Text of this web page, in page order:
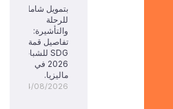
بتمويل شامل
للرحلة
والتأشيرة:
تفاصيل قمة
SDG للشباب
2026 في
ماليزيا.
04/08/2026